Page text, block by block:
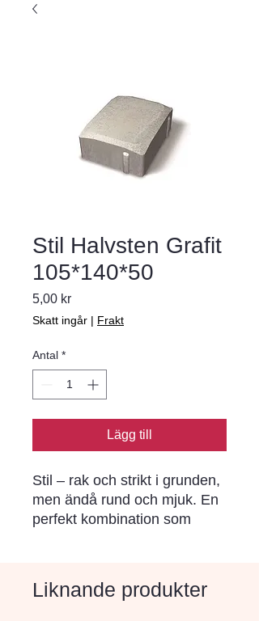
Stil Halvsten Grafit
105*140*50
5,00 krPris
Skatt ingår | Frakt
Antal *
Lägg till
Stil – rak och strikt i grunden,
men ändå rund och mjuk. En
perfekt kombination som
lugnt utseende men ändå en
Liknande produkter